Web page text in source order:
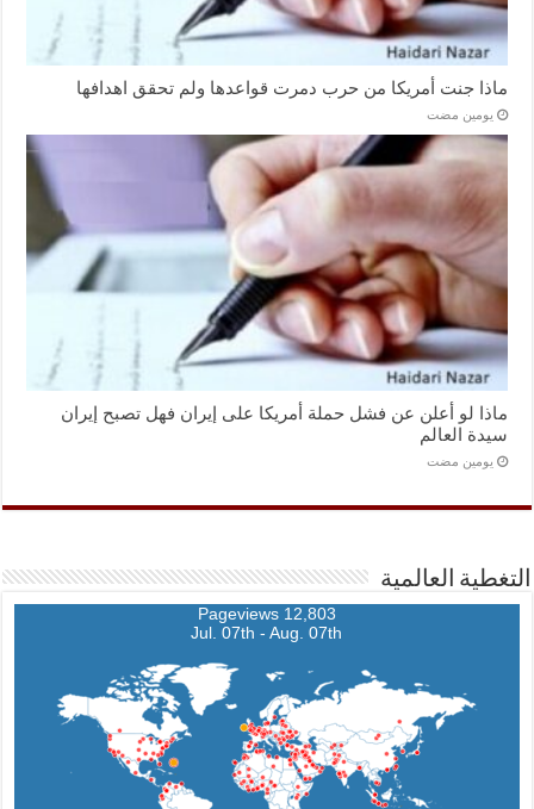
ماذا جنت أمريكا من حرب دمرت قواعدها ولم تحقق اهدافها
‏يومين مضت
ماذا لو أعلن عن فشل حملة أمريكا على إيران فهل تصبح إيران
سيدة العالم
‏يومين مضت
التغطية العالمية
12,803 Pageviews
Jul. 07th - Aug. 07th